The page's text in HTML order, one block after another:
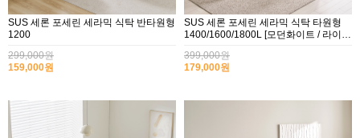
SUS 세론 포세린 세라믹 식탁 반타원형
1200
299,000원
159,000원
SUS 세론 포세린 세라믹 식탁 타원형
1400/1600/1800L [모던화이트 / 라이트
399,000원
179,000원